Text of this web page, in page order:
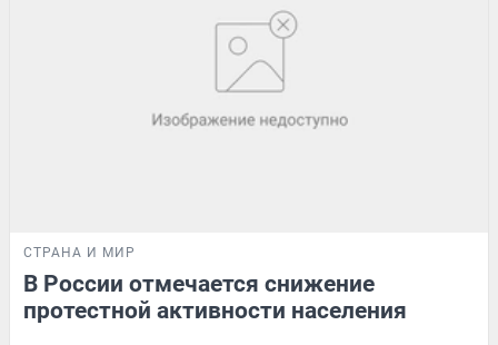
СТРАНА И МИР
В России отмечается снижение
протестной активности населения